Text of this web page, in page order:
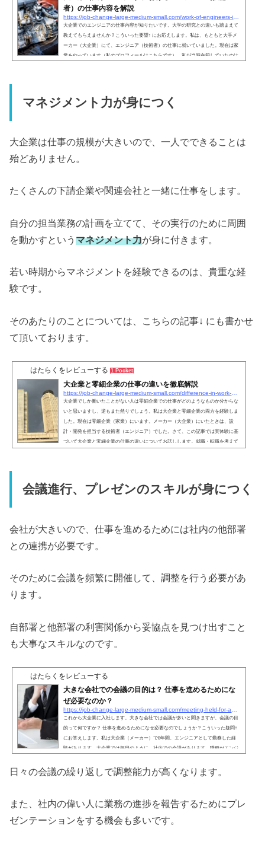
者）の仕事内容を解説
大企業でのエンジニアの仕事内容が知りたいです。大学の研究との違いも踏まえて
教えてもらえませんか？こういった要望↑ にお応えします。私は、もともと大手メ
ーカー（大企業）にて、エンジニア（技術者）の仕事に就いていました。現在は家
業をやっています（私のプロフィールはこちらです）。私が当時在籍していたのは
マネジメント力が身につく
大企業は仕事の規模が大きいので、一人でできることは
殆どありません。
たくさんの下請企業や関連会社と一緒に仕事をします。
自分の担当業務の計画を立てて、その実行のために周囲
を動かすというマネジメント力が身に付きます。
若い時期からマネジメントを経験できるのは、貴重な経
験です。
そのあたりのことについては、こちらの記事↓ にも書かせ
て頂いております。
はたらくをレビューする 1 Pocket
大企業と零細企業の仕事の違いを徹底解説
大企業でしか働いたことがない人は零細企業での仕事がどのようなものか分からな
いと思いますし、逆もまた然りでしょう。私は大企業と零細企業の両方を経験しま
した。現在は零細企業（家業）にいます。メーカー（大企業）にいたときは、設
計・開発を担当する技術者（エンジニア）でした。さて、この記事では実体験に基
づいて大企業と零細企業の仕事の違いについてお話しします。就職・転職を考えて
会議進行、プレゼンのスキルが身につく
会社が大きいので、仕事を進めるためには社内の他部署
との連携が必要です。
そのために会議を頻繁に開催して、調整を行う必要があ
ります。
自部署と他部署の利害関係から妥協点を見つけ出すこと
も大事なスキルなのです。
はたらくをレビューする
大きな会社での会議の目的は？ 仕事を進めるためにな
ぜ必要なのか？
これから大企業に入社します。大きな会社では会議が多いと聞きますが、会議の目
的って何ですか？ 仕事を進めるためになぜ必要なのでしょうか？こういった疑問↑
にお答えします。私は大企業（メーカー）で8年間、エンジニアとして勤務した経
験があります。大企業では毎日のように、社内での会議があります。職種がエンジ
ら大企業に入社することが決まっている方、大企業への就職・転職を考えている方
に向けて、仕事のイメージが湧くように大企業での会議の...
日々の会議の繰り返しで調整能力が高くなります。
また、社内の偉い人に業務の進捗を報告するためにプレ
ゼンテーションをする機会も多いです。